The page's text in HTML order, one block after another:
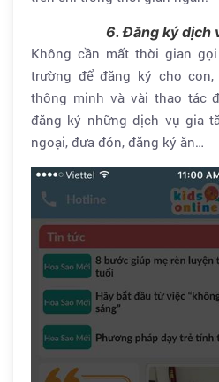
6. Đăng ký dịch
Không cần mất thời gian
trường để đăng ký cho
thông minh và vài thao tác
đăng ký những dịch vụ gia
ngoại, đưa đón, đăng ký ăn…